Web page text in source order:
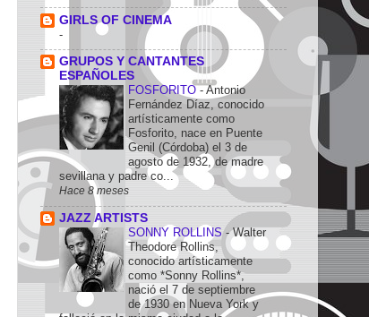
GIRLS OF CINEMA
-
GRUPOS Y CANTANTES
ESPAÑOLES
FOSFORITO-Antonio
Fernández Díaz, conocido
artísticamente como
Fosforito, nace en Puente
Genil (Córdoba) el 3 de
agosto de 1932, de madre
sevillana y padre co...
Hace 8 meses
JAZZ ARTISTS
SONNY ROLLINS-Walter
Theodore Rollins,
conocido artísticamente
como *Sonny Rollins*,
nació el 7 de septiembre
de 1930 en Nueva York y